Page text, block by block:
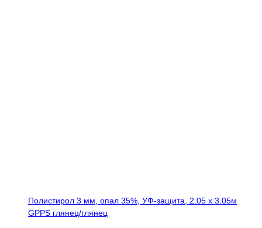
Полистирол 3 мм, опал 35%, УФ-защита, 2.05 х 3.05м
GPPS глянец/глянец